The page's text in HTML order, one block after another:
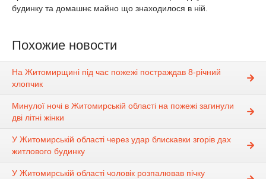
будинку та домашнє майно що знаходилося в ній.
Похожие новости
На Житомирщині під час пожежі постраждав 8-річний
хлопчик
Минулої ночі в Житомирській області на пожежі загинули
дві літні жінки
У Житомирській області через удар блискавки згорів дах
житлового будинку
У Житомирській області чоловік розпалював пічку